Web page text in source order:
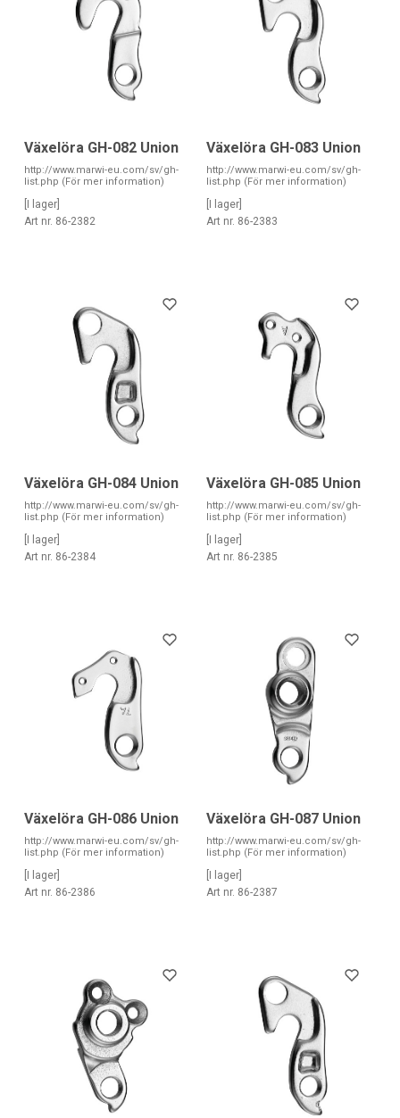
Växelöra GH-082 Union
http://www.marwi-eu.com/sv/gh-
list.php (För mer information)
[I lager]
Art nr. 86-2382
Växelöra GH-083 Union
http://www.marwi-eu.com/sv/gh-
list.php (För mer information)
[I lager]
Art nr. 86-2383
Växelöra GH-084 Union
http://www.marwi-eu.com/sv/gh-
list.php (För mer information)
[I lager]
Art nr. 86-2384
Växelöra GH-085 Union
http://www.marwi-eu.com/sv/gh-
list.php (För mer information)
[I lager]
Art nr. 86-2385
Växelöra GH-086 Union
http://www.marwi-eu.com/sv/gh-
list.php (För mer information)
[I lager]
Art nr. 86-2386
Växelöra GH-087 Union
http://www.marwi-eu.com/sv/gh-
list.php (För mer information)
[I lager]
Art nr. 86-2387